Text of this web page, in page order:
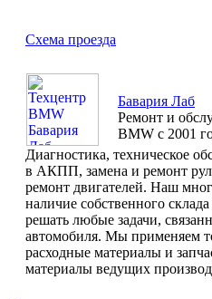
Схема проезда
Бавария Лаб
Ремонт и
BMW с 2001
Диагностика, техническое
в АКПП, замена и ремонт
ремонт двигателей. Наш
наличие собственного склада
решать любые задачи,
автомобиля. Мы применяем
расходные материалы и
материалы ведущих